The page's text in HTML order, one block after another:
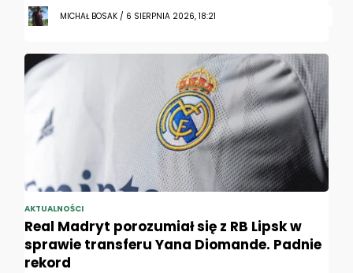
MICHAŁ BOSAK / 6 SIERPNIA 2026, 18:21
AKTUALNOŚCI
Real Madryt porozumiał się z RB Lipsk w
sprawie transferu Yana Diomande. Padnie
rekord